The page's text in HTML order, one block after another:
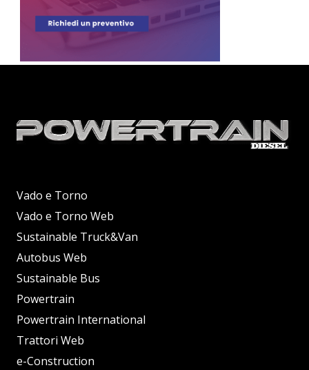
Vado e Torno
Vado e Torno Web
Sustainable Truck&Van
Autobus Web
Sustainable Bus
Powertrain
Powertrain International
Trattori Web
e-Construction